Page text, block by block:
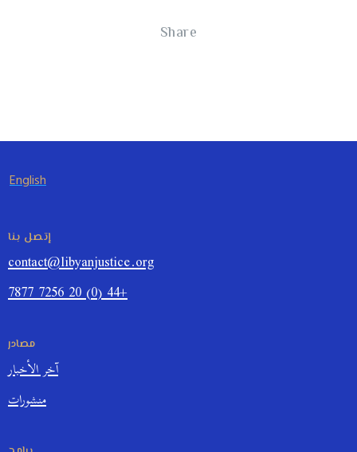
Share
English
إتصل بنا
contact@libyanjustice.org
+44 (0) 20 7256 7877
مصادر
آخر الأخبار
منشورات